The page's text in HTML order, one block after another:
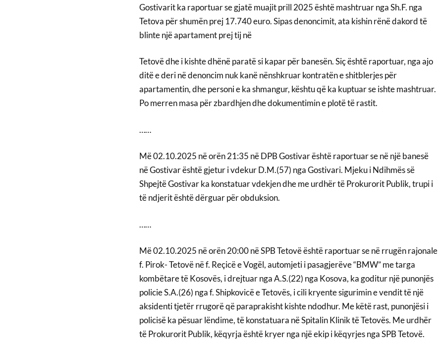
Gostivarit ka raportuar se gjatë muajit prill 2025 është mashtruar nga Sh.F. nga
Tetova për shumën prej 17.740 euro. Sipas denoncimit, ata kishin rënë dakord të
blinte një apartament prej tij në
Tetovë dhe i kishte dhënë paratë si kapar për banesën. Siç është raportuar, nga ajo
ditë e deri në denoncim nuk kanë nënshkruar kontratën e shitblerjes për
apartamentin, dhe personi e ka shmangur, kështu që ka kuptuar se ishte mashtruar.
Po merren masa për zbardhjen dhe dokumentimin e plotë të rastit.
……
Më 02.10.2025 në orën 21:35 në DPB Gostivar është raportuar se në një banesë
në Gostivar është gjetur i vdekur D.M.(57) nga Gostivari. Mjeku i Ndihmës së
Shpejtë Gostivar ka konstatuar vdekjen dhe me urdhër të Prokurorit Publik, trupi i
të ndjerit është dërguar për obduksion.
……
Më 02.10.2025 në orën 20:00 në SPB Tetovë është raportuar se në rrugën rajonale
f. Pirok- Tetovë në f. Reçicë e Vogël, automjeti i pasagjerëve “BMW” me targa
kombëtare të Kosovës, i drejtuar nga A.S.(22) nga Kosova, ka goditur një punonjës
policie S.A.(26) nga f. Shipkovicë e Tetovës, i cili kryente sigurimin e vendit të një
aksidenti tjetër rrugorë që paraprakisht kishte ndodhur. Me këtë rast, punonjësi i
policisë ka pësuar lëndime, të konstatuara në Spitalin Klinik të Tetovës. Me urdhër
të Prokurorit Publik, këqyrja është kryer nga një ekip i këqyrjes nga SPB Tetovë.